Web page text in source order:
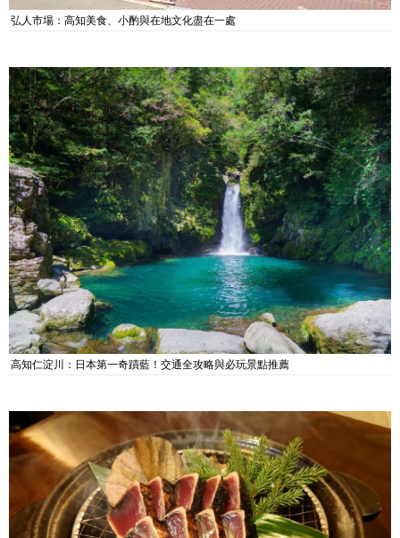
弘人市場：高知美食、小酌與在地文化盡在一處
高知仁淀川：日本第一奇蹟藍！交通全攻略與必玩景點推薦